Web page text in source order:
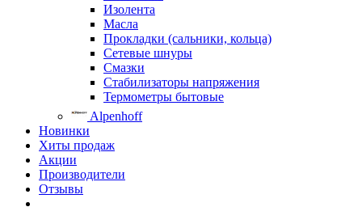
Изолента
Масла
Прокладки (сальники, кольца)
Сетевые шнуры
Смазки
Стабилизаторы напряжения
Термометры бытовые
Alpenhoff
Новинки
Хиты продаж
Акции
Производители
Отзывы